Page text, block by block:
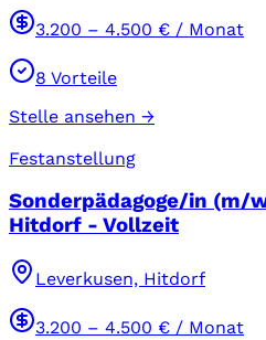
3.200 – 4.500 € / Monat
8 Vorteile
Stelle ansehen →
Festanstellung
Sonderpädagoge/in (m/
Hitdorf - Vollzeit
Leverkusen, Hitdorf
3.200 – 4.500 € / Monat